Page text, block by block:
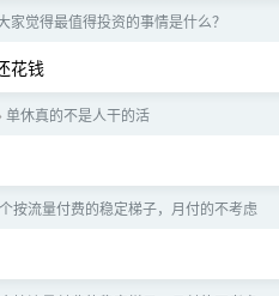
家觉得最值得投资的事情是什么？
花钱
› 单休真的不是人干的活
按流量付费的稳定梯子，月付的不考虑